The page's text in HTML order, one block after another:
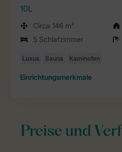
10L
Circa 146 m²
5 Schlafzimmer
Einrichtungsmerkmale
Preise und